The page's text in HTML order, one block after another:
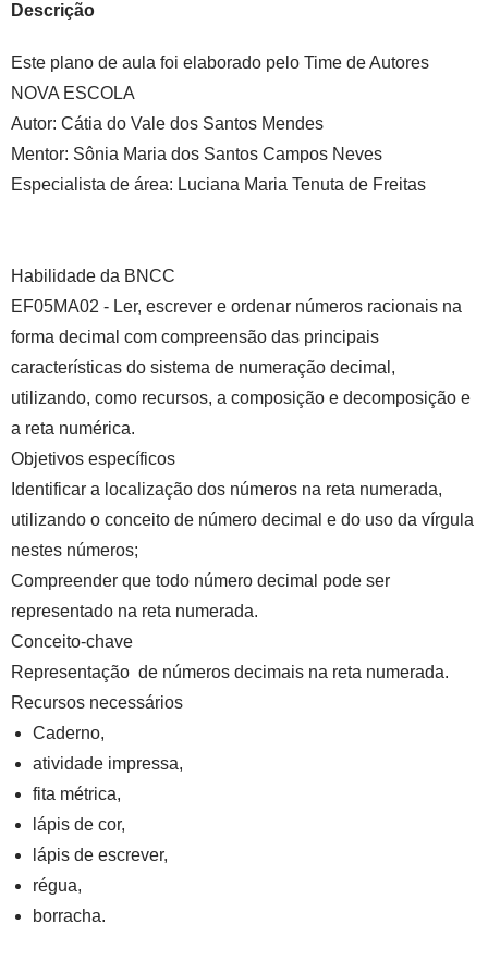
Descrição
Este plano de aula foi elaborado pelo Time de Autores
NOVA ESCOLA
Autor: Cátia do Vale dos Santos Mendes
Mentor: Sônia Maria dos Santos Campos Neves
Especialista de área: Luciana Maria Tenuta de Freitas
Habilidade da BNCC
EF05MA02 - Ler, escrever e ordenar números racionais na
forma decimal com compreensão das principais
características do sistema de numeração decimal,
utilizando, como recursos, a composição e decomposição e
a reta numérica.
Objetivos específicos
Identificar a localização dos números na reta numerada,
utilizando o conceito de número decimal e do uso da vírgula
nestes números;
Compreender que todo número decimal pode ser
representado na reta numerada.
Conceito-chave
Representação de números decimais na reta numerada.
Recursos necessários
Caderno,
atividade impressa,
fita métrica,
lápis de cor,
lápis de escrever,
régua,
borracha.